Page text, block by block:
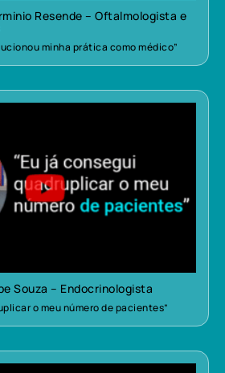
Resende – Oftalmologista e
minha prática como médico”
Souza – Endocrinologista
o meu número de pacientes”